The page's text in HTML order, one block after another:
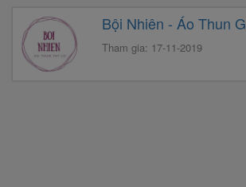
Bội Nhiên - Áo Thun
Tham gia: 17-11-2019